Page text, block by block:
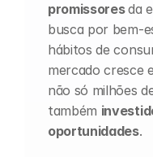
promissores da
busca por bem-
hábitos de
mercado cresce
não só milhões
também
oportunidades.